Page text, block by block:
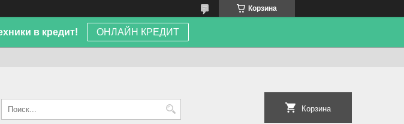
Корзина
в кредит! ОНЛАЙН КРЕДИТ
Корзина